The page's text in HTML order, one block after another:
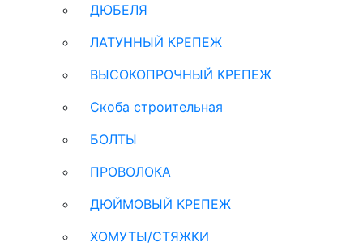
ДЮБЕЛЯ
ЛАТУННЫЙ КРЕПЕЖ
ВЫСОКОПРОЧНЫЙ КРЕПЕЖ
Скоба строительная
БОЛТЫ
ПРОВОЛОКА
ДЮЙМОВЫЙ КРЕПЕЖ
ХОМУТЫ/СТЯЖКИ